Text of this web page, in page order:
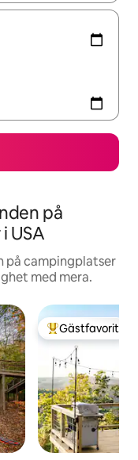
på
USA
på campingplatser
med mera.
Populär
Gästfavorit